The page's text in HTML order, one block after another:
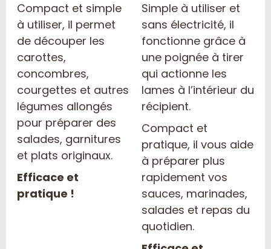
Compact et simple
à utiliser, il permet
de découper les
carottes,
concombres,
courgettes et autres
légumes allongés
pour préparer des
salades, garnitures
et plats originaux.
Efficace et
pratique !
Simple à utiliser et
sans électricité, il
fonctionne grâce à
une poignée à tirer
qui actionne les
lames à l’intérieur du
récipient.
Compact et
pratique, il vous aide
à préparer plus
rapidement vos
sauces, marinades,
salades et repas du
quotidien.